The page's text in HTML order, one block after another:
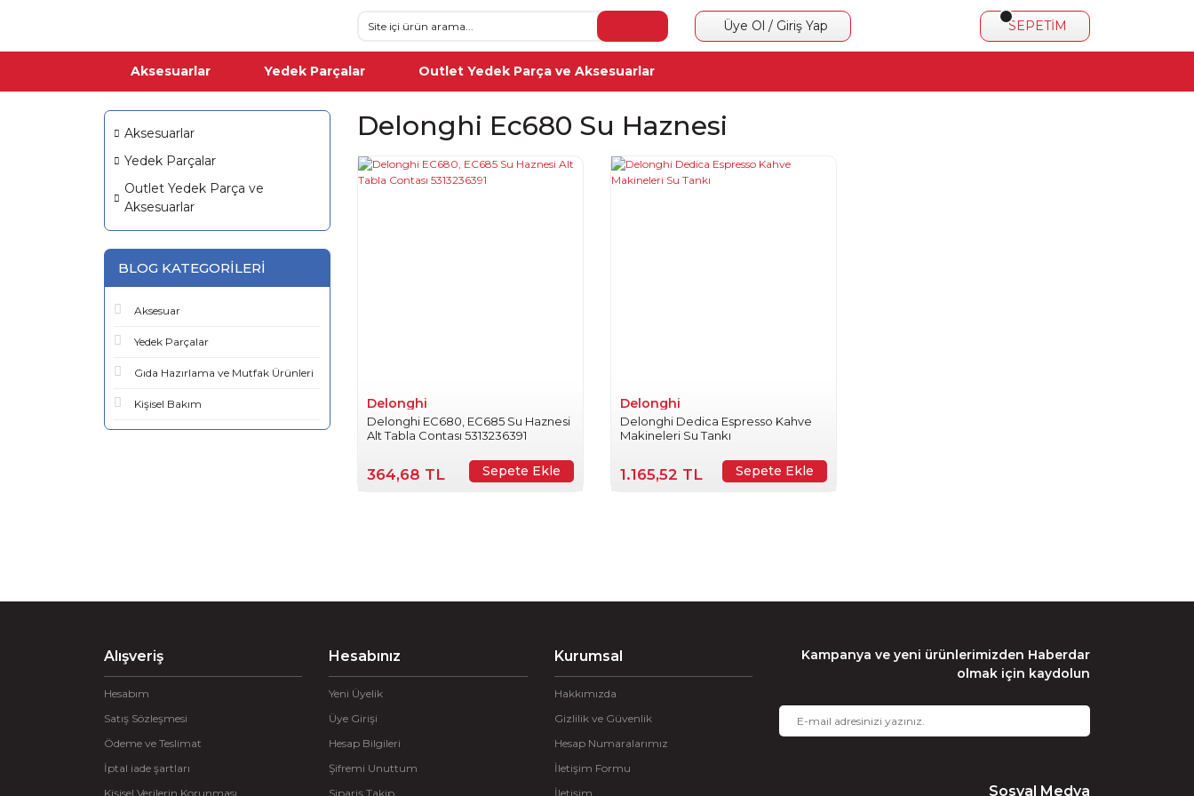
Üye Ol / Giriş Yap SEPETİM
Aksesuarlar Yedek Parçalar Outlet Yedek Parça ve Aksesuarlar
Aksesuarlar
Yedek Parçalar
Outlet Yedek Parça ve
Aksesuarlar
BLOG KATEGORILERI
Aksesuar
Yedek Parçalar
Gıda Hazırlama ve Mutfak Ürünleri
Kişisel Bakım
Delonghi Ec680 Su Haznesi
Delonghi
Delonghi EC680, EC685 Su Haznesi
Alt Tabla Contası 5313236391
364,68 TL Sepete Ekle
Delonghi
Delonghi Dedica Espresso Kahve
Makineleri Su Tankı
1.165,52 TL Sepete Ekle
Alışveriş
Hesabım
Satış Sözleşmesi
Ödeme ve Teslimat
İptal iade şartları
Kişisel Verilerin Korunması
Hesabınız
Yeni Üyelik
Üye Girişi
Hesap Bilgileri
Şifremi Unuttum
Sipariş Takip
Kurumsal
Hakkımızda
Gizlilik ve Güvenlik
Hesap Numaralarımız
İletişim Formu
İletişim
Kampanya ve yeni ürünlerimizden Haberdar
olmak için kaydolun
Sosyal Medya